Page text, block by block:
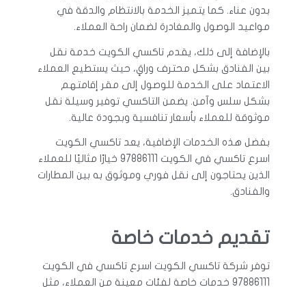
بدون عناء. كما يتميز الخدمة بالانتظام والدقة في
مواعيد الوصول والمغادرة لضمان راحة العملاء.
بالإضافة إلى ذلك، يقدم تاكسي الكويت خدمة نقل
بين الفنادق بشكل محترف وراقٍ، حيث يستطيع العملاء
الاعتماد على الخدمة للوصول إلى مقر إقامتهم
بشكل سلس وآمن. يضمن التاكسي توفير وسيلة نقل
موثوقة للعملاء بأسعار تنافسية وبجودة عالية.
بفضل هذه الخدمات الإضافية، يعد تاكسي الكويت
اسرع تاكسي في الكويت 97886111 خيارًا مثاليًا للعملاء
الذين يحتاجون إلى نقل فوري وموثوق به بين المطارات
والفنادق.
تقديم خدمات خاصة
توفر شركة تاكسي الكويت اسرع تاكسي في الكويت
97886111 خدمات خاصة لفئات معينة من العملاء، مثل